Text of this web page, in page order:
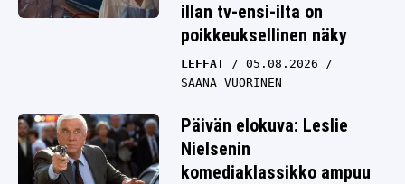
illan tv-ensi-ilta on
poikkeuksellinen näky
LEFFAT
05.08.2026
SAANA VUORINEN
Päivän elokuva: Leslie
Nielsenin
komediaklassikko ampuu